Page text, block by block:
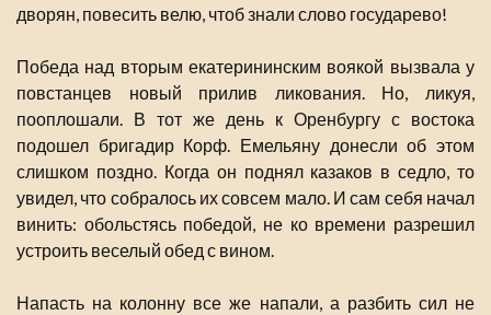
дворян, повесить велю, чтоб знали слово государево!
Победа над вторым екатерининским воякой вызвала у
повстанцев новый прилив ликования. Но, ликуя,
пооплошали. В тот же день к Оренбургу с востока
подошел бригадир Корф. Емельяну донесли об этом
слишком поздно. Когда он поднял казаков в седло, то
увидел, что собралось их совсем мало. И сам себя начал
винить: обольстясь победой, не ко времени разрешил
устроить веселый обед с вином.
Напасть на колонну все же напали, а разбить сил не